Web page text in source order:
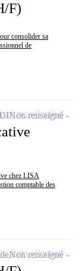
F)
consolider sa
de
chez LISA
comptable des
Non renseigné
à ma sélection
Non renseigné
à ma sélection